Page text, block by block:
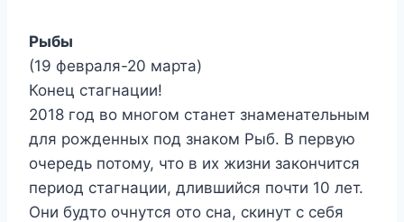
Рыбы
(19 февраля-20 марта)
Конец стагнации!
2018 год во многом станет знаменательным
для рожденных под знаком Рыб. В первую
очередь потому, что в их жизни закончится
период стагнации, длившийся почти 10 лет.
Они будто очнутся ото сна, скинут с себя